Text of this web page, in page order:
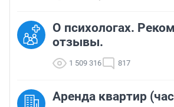
О психологах.
отзывы.
1 509 316 817
Аренда квартир